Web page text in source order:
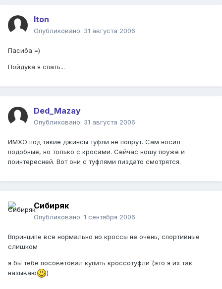
Iton
Опубликовано: 31 августа 2006
Пасиба =)
Пойдука я спать...
Ded_Mazay
Опубликовано: 31 августа 2006
ИМХО под такие джинсы туфли не попрут. Сам носил
подобные, но только с кросами. Сейчас ношу поуже и
поинтересней. Вот они с туфлями пиздато смотрятся.
Сибиряк
Опубликовано: 1 сентября 2006
Впринципе все нормально но кроссы не очень, спортивные
слишком
я бы тебе посоветовал купить кроссотуфли (это я их так
называю
)